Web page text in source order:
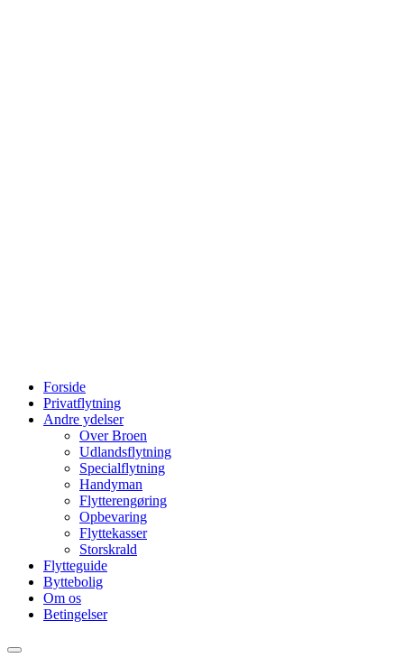
Forside
Privatflytning
Andre ydelser
Over Broen
Udlandsflytning
Specialflytning
Handyman
Flytterengøring
Opbevaring
Flyttekasser
Storskrald
Flytteguide
Byttebolig
Om os
Betingelser